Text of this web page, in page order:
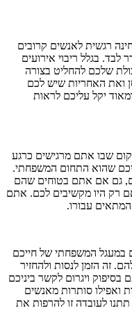
רגשית לאנשים קרובים
בגלל ריבוי אירועים
שלכם להחליט בצורה
ואת האחריות שיש לכם
יקל עליכם לראות
שבו אתם מרגישים כרגע
שהוא התחום המשפחתי.
גם אם אתם בטוחים שהם
רק היו מקשיבים לכם. אתם
עבורו.
במעגל המשפחתי של חייכם
זה הזמן לנסות ולהחזיר
ויגרום לקשר ביניכם
ואפילו סותרות מאנשים
לעובדה זו להרפות את